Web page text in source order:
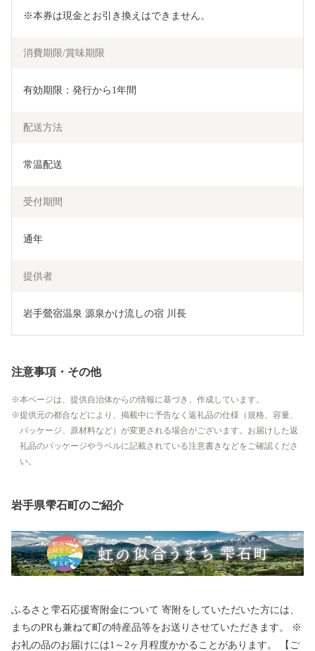
※本券は現金とお引き換えはできません。
消費期限/賞味期限
有効期限：発行から1年間
配送方法
常温配送
受付期間
通年
提供者
岩手鶯宿温泉 源泉かけ流しの宿 川長
注意事項・その他
本ページは、提供自治体からの情報に基づき、作成しています。
提供元の都合などにより、掲載中に予告なく返礼品の仕様（規格、容量、
パッケージ、原材料など）が変更される場合がございます。お届けした返
礼品のパッケージやラベルに記載されている注意書きなどをご確認くださ
い。
岩手県雫石町のご紹介
ふるさと雫石応援寄附金について 寄附をしていただいた方には、
まちのPRも兼ねて町の特産品等をお送りさせていただきます。 ※
お礼の品のお届けには1～2ヶ月程度かかることがあります。 【ご